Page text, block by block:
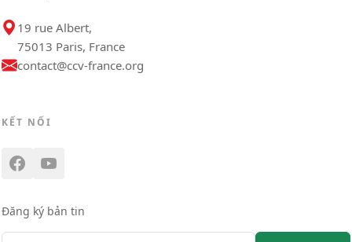
19 rue Albert,
75013 Paris, France
contact@ccv-france.org
KẾT NỐI
Đăng ký bản tin